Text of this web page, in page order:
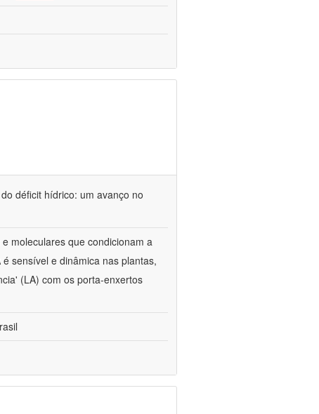
déficit hídrico: um avanço no
moleculares que condicionam a
sensível e dinâmica nas plantas,
(LA) com os porta-enxertos